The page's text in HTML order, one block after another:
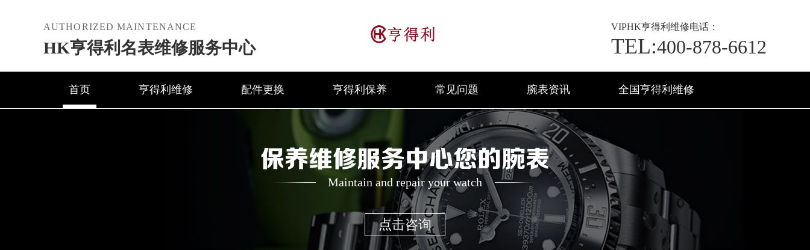
AUTHORIZED MAINTENANCE
HK亨得利名表维修服务中心
VIPHK亨得利维修电话：
TEL:400-878-6612
首页 亨得利维修 配件更换 亨得利保养 常见问题 腕表资讯 全国亨得利维修
保养维修服务中心您的腕表
Maintain and repair your watch
点击咨询